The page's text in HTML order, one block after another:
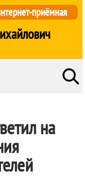
приёмная
на